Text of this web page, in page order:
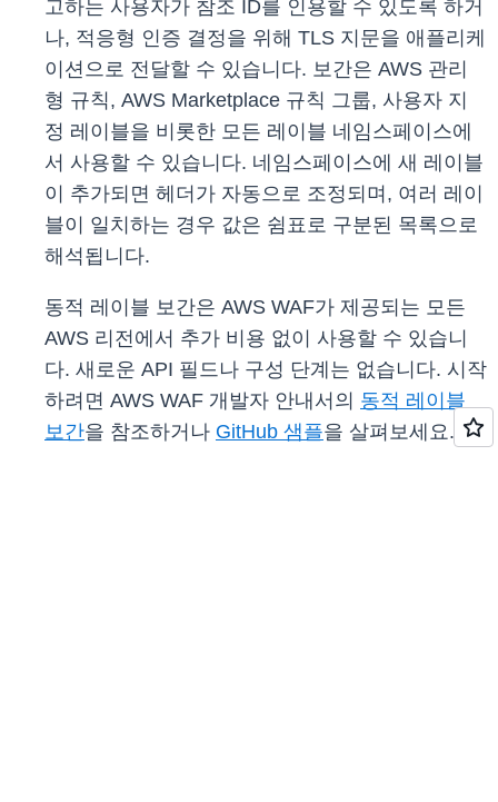
고하는 사용자가 참조 ID를 인용할 수 있도록 하거
나, 적응형 인증 결정을 위해 TLS 지문을 애플리케
이션으로 전달할 수 있습니다. 보간은 AWS 관리
형 규칙, AWS Marketplace 규칙 그룹, 사용자 지
정 레이블을 비롯한 모든 레이블 네임스페이스에
서 사용할 수 있습니다. 네임스페이스에 새 레이블
이 추가되면 헤더가 자동으로 조정되며, 여러 레이
블이 일치하는 경우 값은 쉼표로 구분된 목록으로
해석됩니다.
동적 레이블 보간은 AWS WAF가 제공되는 모든
AWS 리전에서 추가 비용 없이 사용할 수 있습니
다. 새로운 API 필드나 구성 단계는 없습니다. 시작
하려면 AWS WAF 개발자 안내서의 동적 레이블
보간을 참조하거나 GitHub 샘플을 살펴보세요.